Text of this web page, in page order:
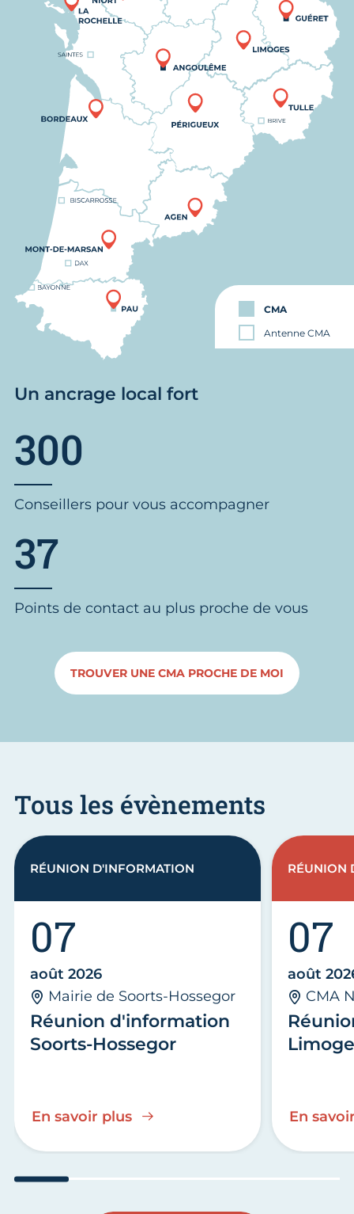
CMA
Antenne CMA
Un ancrage local fort
300
Conseillers pour vous accompagner
37
Points de contact au plus proche de vous
TROUVER UNE CMA PROCHE DE MOI
Tous les évènements
Réunion d'information
Soorts-Hossegor
07
août 2026
Mairie de Soorts-Hossegor
En savoir plus
RÉUNION D'INFORMATION
07
août
CMA
En
RÉUNION